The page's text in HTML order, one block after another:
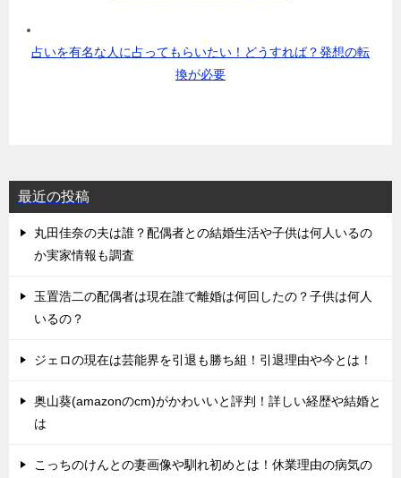
占いを有名な人に占ってもらいたい！どうすれば？発想の転
換が必要
最近の投稿
丸田佳奈の夫は誰？配偶者との結婚生活や子供は何人いるの
か実家情報も調査
玉置浩二の配偶者は現在誰で離婚は何回したの？子供は何人
いるの？
ジェロの現在は芸能界を引退も勝ち組！引退理由や今とは！
奥山葵(amazonのcm)がかわいいと評判！詳しい経歴や結婚と
は
こっちのけんとの妻画像や馴れ初めとは！休業理由の病気の